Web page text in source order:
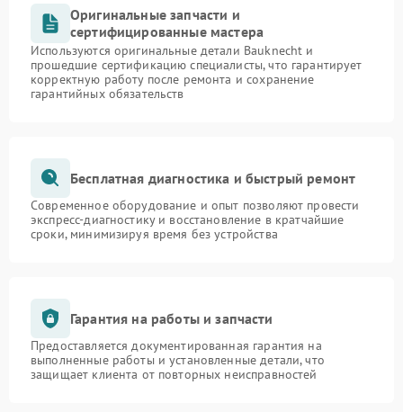
Оригинальные запчасти и
сертифицированные мастера
Используются оригинальные детали Bauknecht и
прошедшие сертификацию специалисты, что гарантирует
корректную работу после ремонта и сохранение
гарантийных обязательств
Бесплатная диагностика и быстрый ремонт
Современное оборудование и опыт позволяют провести
экспресс-диагностику и восстановление в кратчайшие
сроки, минимизируя время без устройства
Гарантия на работы и запчасти
Предоставляется документированная гарантия на
выполненные работы и установленные детали, что
защищает клиента от повторных неисправностей